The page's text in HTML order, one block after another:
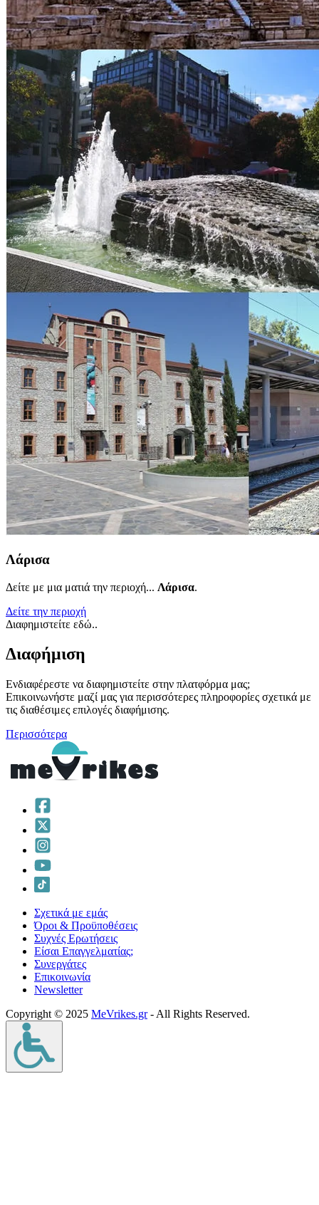
Λάρισα
Δείτε με μια ματιά την περιοχή... Λάρισα.
Δείτε την περιοχή
Διαφημιστείτε εδώ..
Διαφήμιση
Ενδιαφέρεστε να διαφημιστείτε στην πλατφόρμα μας;
Επικοινωνήστε μαζί μας για περισσότερες πληροφορίες σχετικά με
τις διαθέσιμες επιλογές διαφήμισης.
Περισσότερα
Σχετικά με εμάς
Όροι & Προϋποθέσεις
Συχνές Ερωτήσεις
Είσαι Επαγγελματίας;
Συνεργάτες
Επικοινωνία
Νewsletter
Copyright © 2025 MeVrikes.gr- All Rights Reserved.